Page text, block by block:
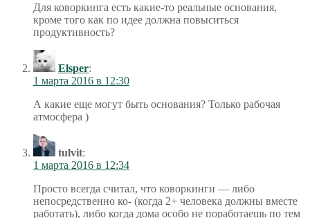
Для коворкинга есть какие-то реальные основания,
кроме того как по идее должна повыситься
продуктивность?
Elsper:
1 марта 2016 в 12:30
А какие еще могут быть основания? Только рабочая
атмосфера )
tulvit:
1 марта 2016 в 12:34
Просто всегда считал, что коворкинги — либо
непосредственно ко- (когда 2+ человека должны вместе
работать), либо когда дома особо не поработаешь по тем